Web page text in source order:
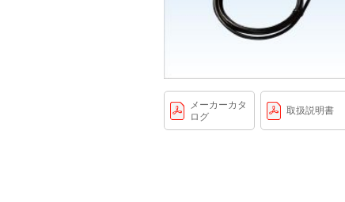
メーカーカタ
ログ
取扱説明書